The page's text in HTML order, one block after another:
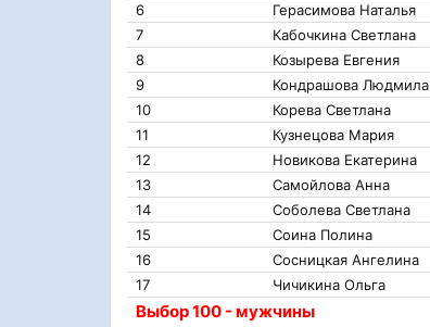
6
Герасимова Наталья
7
Кабочкина Светлана
8
Козырева Евгения
9
Кондрашова Людмила
10
Корева Светлана
11
Кузнецова Мария
12
Новикова Екатерина
13
Самойлова Анна
14
Соболева Светлана
15
Соина Полина
16
Сосницкая Ангелина
17
Чичикина Ольга
Выбор 100 - мужчины